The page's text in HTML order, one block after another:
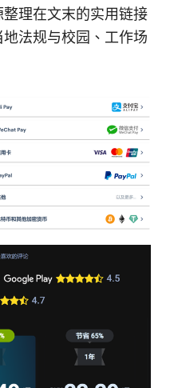
理在文末的实用链接
法规与校园、工作场